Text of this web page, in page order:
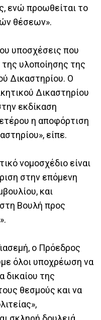
ενώ προωθείται το
θέσεων».
υποσχέσεις που
της υλοποίησης της
Δικαστηρίου. Ο
Δικαστηρίου
εκδίκαση
η αποφόρτιση
είπε.
νομοσχέδιο είναι
στην επόμενη
και
Βουλή προς
ο Πρόεδρος
όλοι υποχρέωση να
δικαίου της
θεσμούς και να